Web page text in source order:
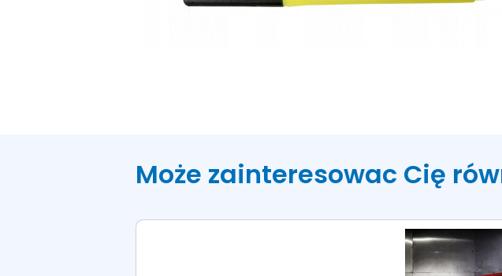
Może zainteresowac Cię